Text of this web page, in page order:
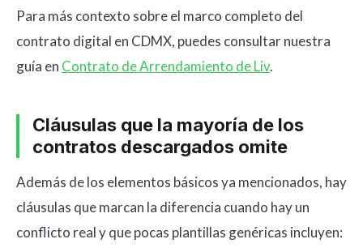
Para más contexto sobre el marco completo del
contrato digital en CDMX, puedes consultar nuestra
guía en Contrato de Arrendamiento de Liv.
Cláusulas que la mayoría de los
contratos descargados omite
Además de los elementos básicos ya mencionados, hay
cláusulas que marcan la diferencia cuando hay un
conflicto real y que pocas plantillas genéricas incluyen: